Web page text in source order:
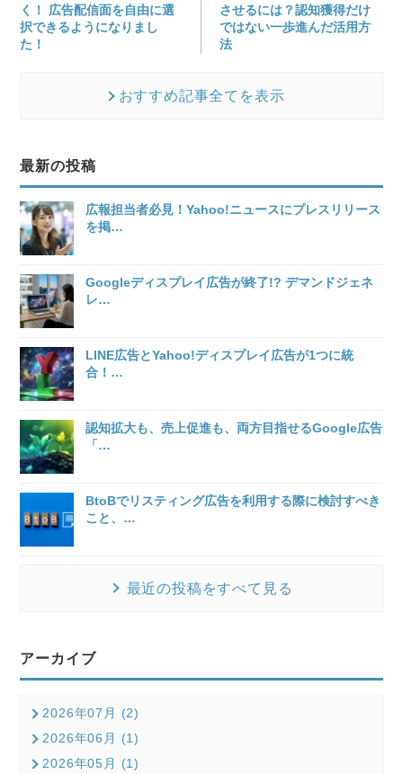
く！ 広告配信面を自由に選
択できるようになりまし
た！
させるには？認知獲得だけ
ではない一歩進んだ活用方
法
おすすめ記事全てを表示
最新の投稿
広報担当者必見！Yahoo!ニュースにプレスリリース
を掲…
Googleディスプレイ広告が終了!? デマンドジェネ
レ…
LINE広告とYahoo!ディスプレイ広告が1つに統
合！ …
認知拡大も、売上促進も、両方目指せるGoogle広告
「…
BtoBでリスティング広告を利用する際に検討すべき
こと、 …
最近の投稿をすべて見る
アーカイブ
2026年07月 (2)
2026年06月 (1)
2026年05月 (1)